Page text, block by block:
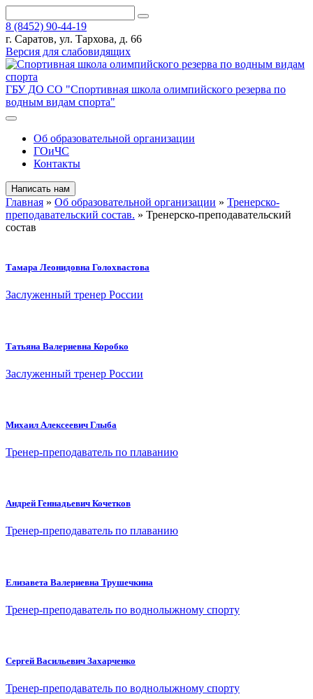
8 (8452) 90-44-19
г. Саратов, ул. Тархова, д. 66
Версия для слабовидящих
ГБУ ДО СО "Спортивная школа олимпийского резерва по
водным видам спорта"
Об образовательной организации
ГОиЧС
Контакты
Написать нам
Главная » Об образовательной организации » Тренерско-
преподавательский состав. » Тренерско-преподавательский
состав
Тамара Леонидовна Голохвастова
Заслуженный тренер России
Татьяна Валериевна Коробко
Заслуженный тренер России
Михаил Алексеевич Глыба
Тренер-преподаватель по плаванию
Андрей Геннадьевич Кочетков
Тренер-преподаватель по плаванию
Елизавета Валериевна Трушечкина
Тренер-преподаватель по воднолыжному спорту
Сергей Васильевич Захарченко
Тренер-преподаватель по воднолыжному спорту